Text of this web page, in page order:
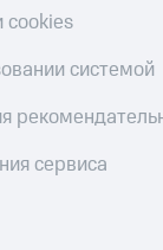
cookies
системой
сервиса